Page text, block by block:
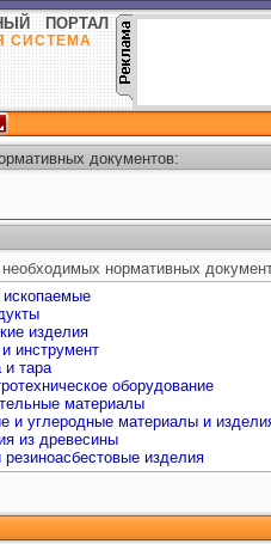
ПОРТАЛ
СИСТЕМА
документов:
нормативных
изделия
инструмент
и тара
оборудование
материалы
и углеродные материалы и
из древесины
изделия